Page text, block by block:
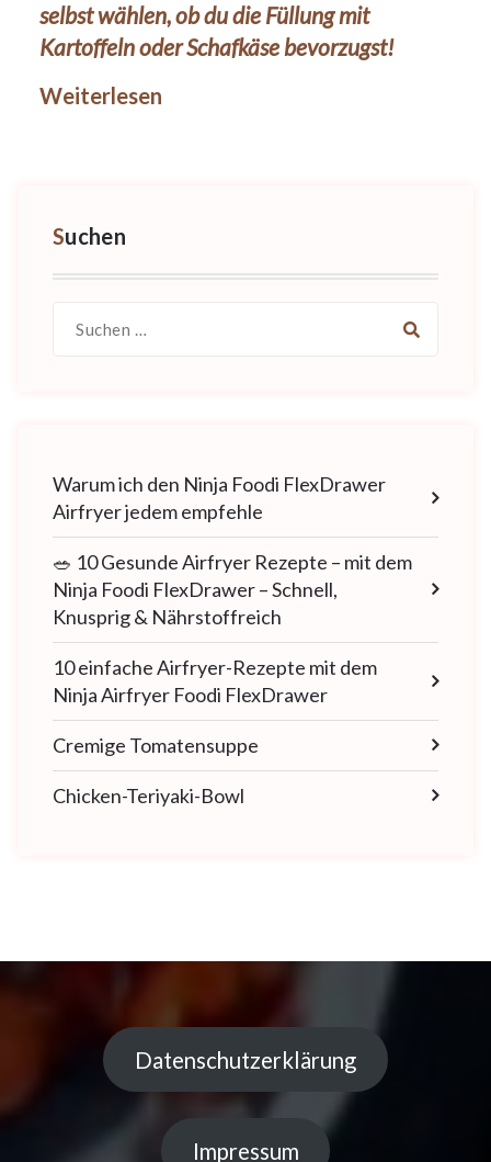
selbst wählen, ob du die Füllung mit
Kartoffeln oder Schafkäse bevorzugst!
Weiterlesen
Suchen
nach:
Warum ich den Ninja Foodi FlexDrawer
Airfryer jedem empfehle
🥗 10 Gesunde Airfryer Rezepte – mit dem
Ninja Foodi FlexDrawer – Schnell,
Knusprig & Nährstoffreich
10 einfache Airfryer-Rezepte mit dem
Ninja Airfryer Foodi FlexDrawer
Cremige Tomatensuppe
Chicken-Teriyaki-Bowl
Datenschutzerklärung
Impressum